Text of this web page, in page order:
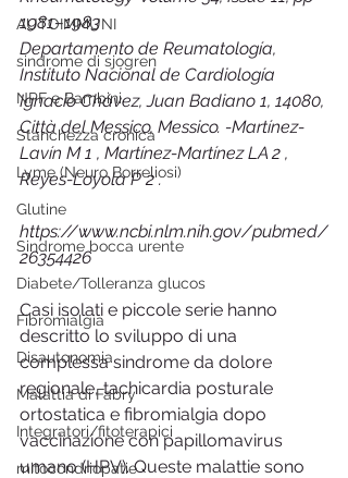
AUTOIMMUNI
sindrome di sjogren
NPF e Bambini
Stanchezza cronica
Lyme (Neuro Borreliosi)
Glutine
Sindrome bocca urente
Diabete/Tolleranza glucos
Fibromialgia
Disautonomia
Malattia di Fabry
Integratori/fitoterapici
mitocondriopatie
1981–1983
Departamento de Reumatología,
Instituto Nacional de Cardiología
Ignacio Chávez, Juan Badiano 1, 14080,
Città del Messico, Messico. -Martínez-
Lavín M 1 , Martínez-Martínez LA 2 ,
Reyes-Loyola P 2 .
https://www.ncbi.nlm.nih.gov/pubmed/
26354426
Casi isolati e piccole serie hanno
descritto lo sviluppo di una
complessa sindrome da dolore
regionale, tachicardia posturale
ortostatica e fibromialgia dopo
vaccinazione con papillomavirus
umano (HPV). Queste malattie sono